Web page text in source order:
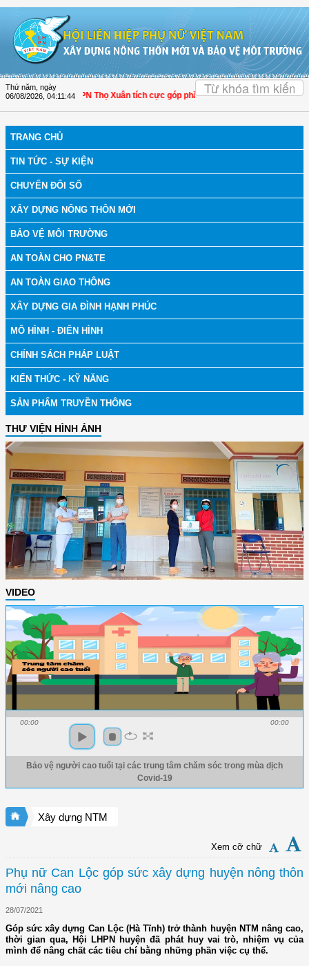
Thứ năm, ngày
06/08/2026 04:11:45
Hóa: Hội LHPN Thọ Xuân tích cực góp phần nâng cao tỷ lệ người dân tham
TRANG CHỦ
TIN TỨC - SỰ KIỆN
CHUYỂN ĐỔI SỐ
XÂY DỰNG NÔNG THÔN MỚI
BẢO VỆ MÔI TRƯỜNG
AN TOÀN CHO PN&TE
AN TOÀN GIAO THÔNG
XÂY DỰNG GIA ĐÌNH HẠNH PHÚC
MÔ HÌNH - ĐIỂN HÌNH
CHÍNH SÁCH PHÁP LUẬT
KIẾN THỨC - KỸ NĂNG
SẢN PHẨM TRUYỀN THÔNG
THƯ VIỆN HÌNH ẢNH
VIDEO
00:00 00:00
Bảo vệ người cao tuổi tại các trung tâm chăm sóc trong mùa dịch
Covid-19
Xây dựng NTM
Xem cỡ chữ
Phụ nữ Can Lộc góp sức xây dựng huyện nông thôn
mới nâng cao
28/07/2021
Góp sức xây dựng Can Lộc (Hà Tĩnh) trở thành huyện NTM nâng cao,
thời gian qua, Hội LHPN huyện đã phát huy vai trò, nhiệm vụ của
mình để nâng chất các tiêu chí bằng những phần việc cụ thể.
OK